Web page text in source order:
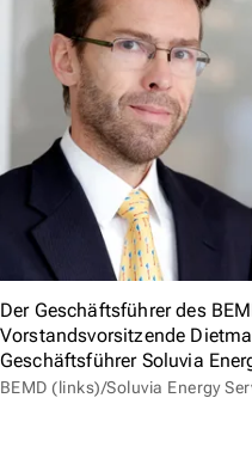
Der Geschäftsführer des
Vorstandsvorsitzende
Geschäftsführer Soluvia
BEMD (links)/Soluvia Energy